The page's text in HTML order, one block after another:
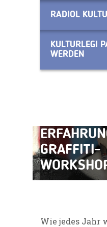
RADIOL
KULTURLEGI
WERDEN
GRAFFITI-
Wie jedes Jahr